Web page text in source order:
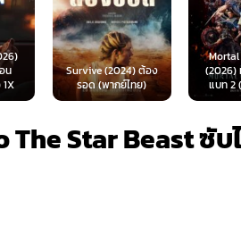
อง
)
Mortal Kombat II
(2026) มอร์ทัล คอม
แบท 2 (พากย์ไทย)
เปอร์เกิ
Star Beast ซับ